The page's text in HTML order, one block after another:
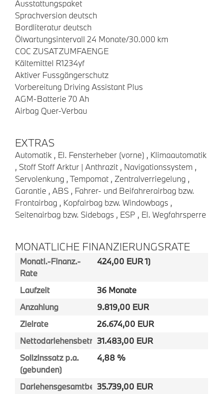
Ausstattungspaket
Sprachversion deutsch
Bordliteratur deutsch
Ölwartungsintervall 24 Monate/30.000 km
COC ZUSATZUMFAENGE
Kältemittel R1234yf
Aktiver Fussgängerschutz
Vorbereitung Driving Assistant Plus
AGM-Batterie 70 Ah
Airbag Quer-Verbau
EXTRAS
Automatik , El. Fensterheber (vorne) , Klimaautomatik
, Stoff Stoff Arktur | Anthrazit , Navigationssystem ,
Servolenkung , Tempomat , Zentralverriegelung ,
Garantie , ABS , Fahrer- und Beifahrerairbag bzw.
Frontairbag , Kopfairbag bzw. Windowbags ,
Seitenairbag bzw. Sidebags , ESP , El. Wegfahrsperre
MONATLICHE FINANZIERUNGSRATE
Monatl.-Finanz.-
Rate
424,00 EUR 1)
Laufzeit
36 Monate
Anzahlung
9.819,00 EUR
Zielrate
26.674,00 EUR
Nettodarlehensbetrag31.483,00 EUR
Sollzinssatz p.a.
(gebunden)
4,88 %
Darlehensgesamtbetrag35.739,00 EUR